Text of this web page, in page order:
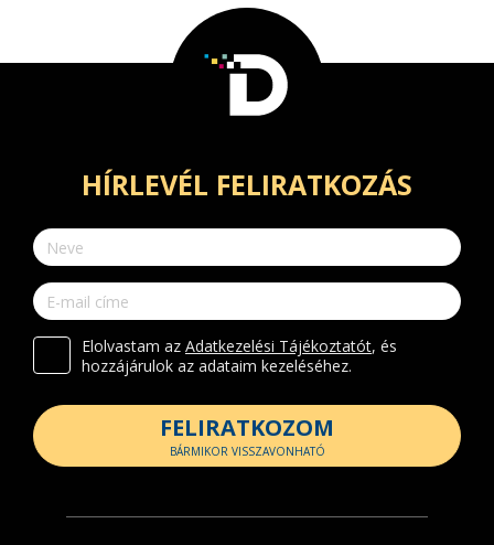
HÍRLEVÉL FELIRATKOZÁS
Elolvastam az Adatkezelési Tájékoztatót, és
hozzájárulok az adataim kezeléséhez.
FELIRATKOZOM
BÁRMIKOR VISSZAVONHATÓ